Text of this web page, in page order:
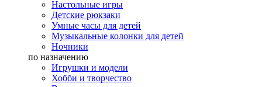
Настольные игры
Детские рюкзаки
Умные часы для детей
Музыкальные колонки для детей
Ночники
по назначению
Игрушки и модели
Хобби и творчество